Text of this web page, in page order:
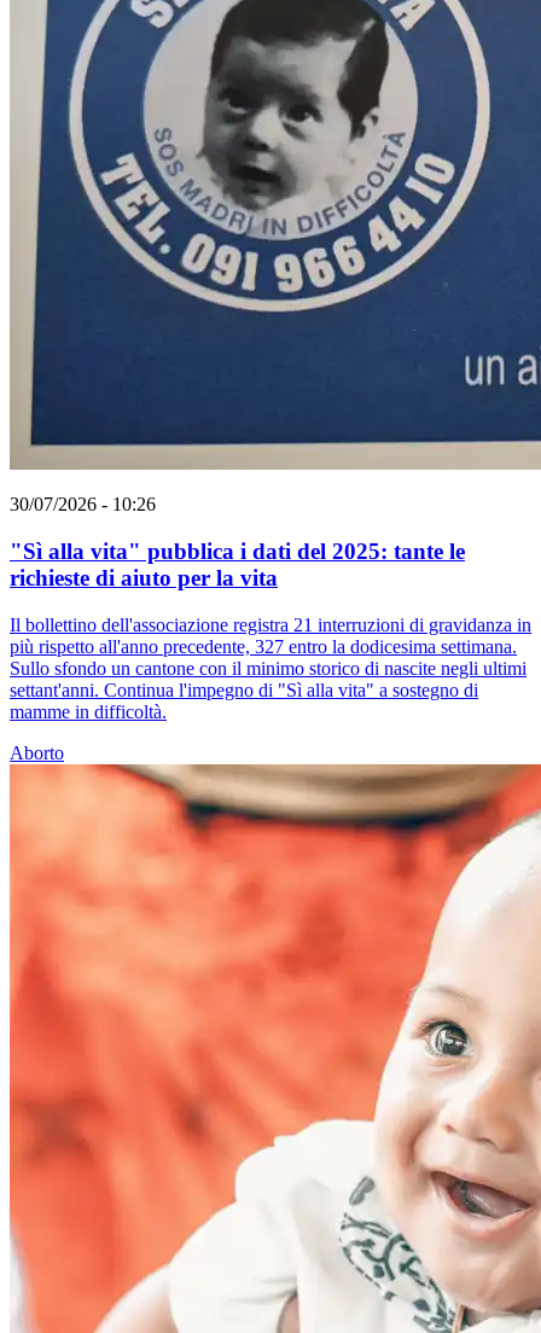
30/07/2026 - 10:26
"Sì alla vita" pubblica i dati del 2025: tante le
richieste di aiuto per la vita
Il bollettino dell'associazione registra 21 interruzioni di gravidanza in
più rispetto all'anno precedente, 327 entro la dodicesima settimana.
Sullo sfondo un cantone con il minimo storico di nascite negli ultimi
settant'anni. Continua l'impegno di "Sì alla vita" a sostegno di
mamme in difficoltà.
Aborto